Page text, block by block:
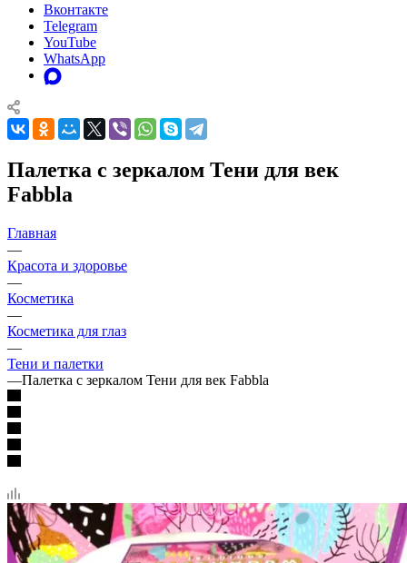
Вконтакте
Telegram
YouTube
WhatsApp
Палетка с зеркалом Тени для век
Fabbla
Главная
—
Красота и здоровье
—
Косметика
—
Косметика для глаз
—
Тени и палетки
—Палетка с зеркалом Тени для век Fabbla